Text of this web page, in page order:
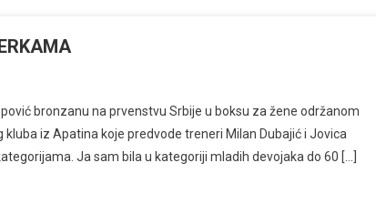
bronzanu na prvenstvu Srbije u boksu za žene održanom
iz Apatina koje predvode treneri Milan Dubajić i Jovica
Ja sam bila u kategoriji mladih devojaka do 60 […]